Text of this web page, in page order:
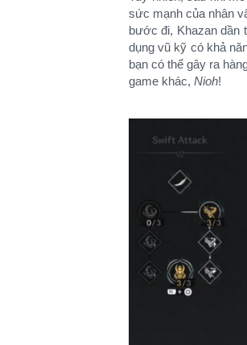
sức mạnh của nhân
bước đi, Khazan dần
dụng vũ kỹ có khả
bạn có thể gây ra
game khác, Nioh!